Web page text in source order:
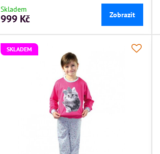
Skladem
999 Kč Zobrazit
SKLADEM